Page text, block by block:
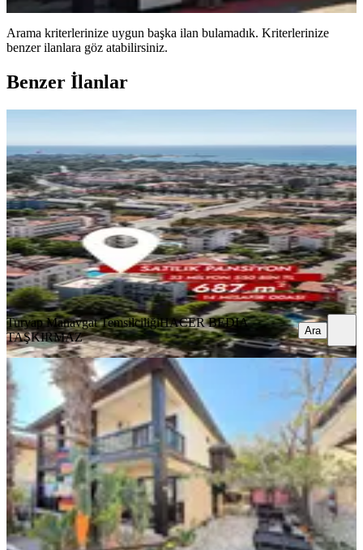
Arama kriterlerinize uygun başka ilan bulamadık. Kriterlerinize
benzer ilanlara göz atabilirsiniz.
Benzer İlanlar
Manavgat, Side Mahallesi
15.07.2026
33.550.000 ₺
Turyap Manavgat TemsilciliğiHACER BEDIA TAŞKIRMAZ
Ara
Turyap Manavgat TemsilciliğiHACER BEDIA
TAŞKIRMAZ
Ara
Antik Side'de Denize Sıfır Satılık
Butik Otel Hissesi (1/8)
Manavgat, Side Mahallesi
22.04.2026
13.500.000 ₺
Zen MaxKerem Zencirci